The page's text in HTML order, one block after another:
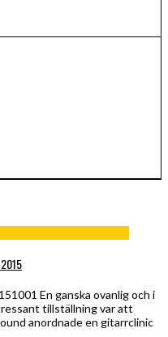
En ganska ovanlig och i
tillställning var att
anordnade en gitarrclinic